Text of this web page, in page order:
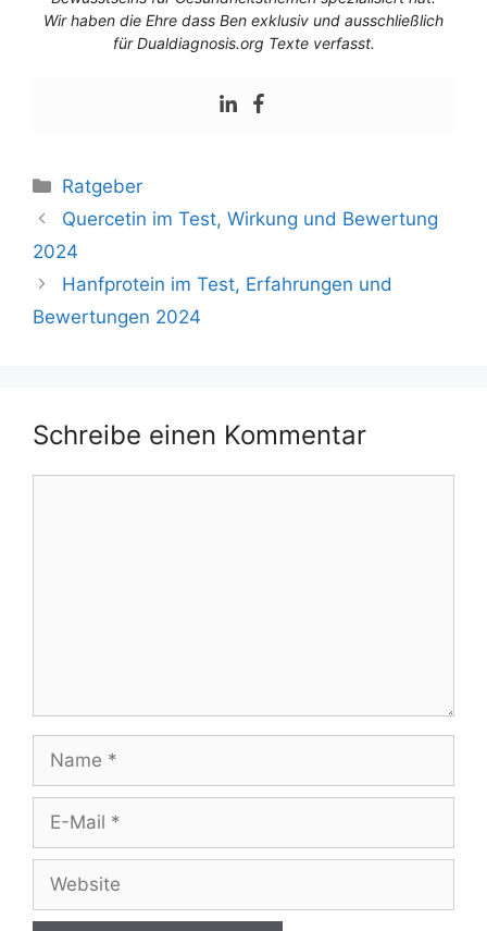
Wir haben die Ehre dass Ben exklusiv und ausschließlich
für Dualdiagnosis.org Texte verfasst.
Ratgeber
Quercetin im Test, Wirkung und Bewertung
2024
Hanfprotein im Test, Erfahrungen und
Bewertungen 2024
Schreibe einen Kommentar